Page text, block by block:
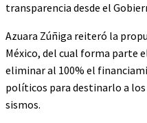
transparencia desde el
Azuara Zúñiga reiteró la
México, del cual forma parte
eliminar al 100% el
políticos para destinarlo a
sismos.